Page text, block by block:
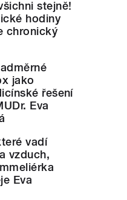
stejně!
hodiny
chronický
jako
řešení
Eva
vadí
vzduch,
Eva